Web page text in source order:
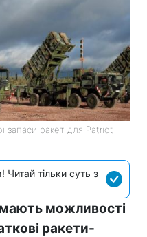
запаси ракет для Patriot
тільки суть з
мають можливості
ракети-